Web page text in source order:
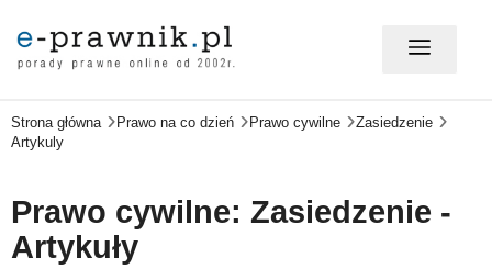
MÓJ E-PRAWNIK - LOGOWANIE
PORADY PRAWNE ONLINE
Strona główna Prawo na co dzień Prawo cywilne
Zasiedzenie
Artykuly
Prawo cywilne: Zasiedzenie -
Artykuły